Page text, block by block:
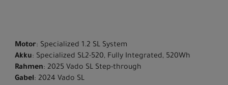
Motor: Specialized 1.2 SL System
Akku: Specialized SL2-520, Fully Integrated, 520Wh
Rahmen: 2025 Vado SL Step-through
Gabel: 2024 Vado SL